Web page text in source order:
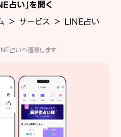
占い」を開く
＞ サービス ＞ LINE占い
占いへ遷移します